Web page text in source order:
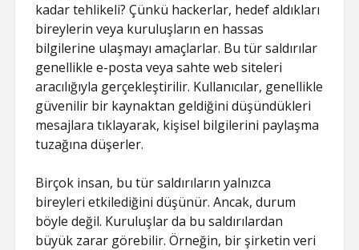
SAYFA LISTESI
kadar tehlikeli? Çünkü hackerlar, hedef aldıkları
bireylerin veya kuruluşların en hassas
bilgilerine ulaşmayı amaçlarlar. Bu tür saldırılar
genellikle e-posta veya sahte web siteleri
aracılığıyla gerçekleştirilir. Kullanıcılar, genellikle
güvenilir bir kaynaktan geldiğini düşündükleri
mesajlara tıklayarak, kişisel bilgilerini paylaşma
tuzağına düşerler.
Birçok insan, bu tür saldırıların yalnızca
bireyleri etkilediğini düşünür. Ancak, durum
böyle değil. Kuruluşlar da bu saldırılardan
büyük zarar görebilir. Örneğin, bir şirketin veri